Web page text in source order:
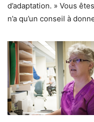
d’adaptation. » Vous
n’a qu’un conseil à